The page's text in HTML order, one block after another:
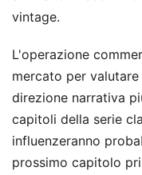
vintage.
L'operazione
mercato per
direzione narrativa
capitoli della serie
influenzeranno
prossimo capitolo